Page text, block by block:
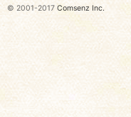
© 2001-2017 Comsenz Inc.